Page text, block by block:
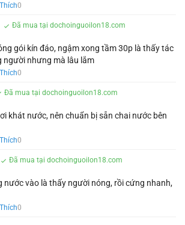
Thích0
Đã mua tại dochoinguoilon18.com
gói kín đáo, ngậm xong tầm 30p là thấy tác
người nhưng mà lâu lắm
Thích0
Đã mua tại dochoinguoilon18.com
khát nước, nên chuẩn bị sẵn chai nước bên
Thích0
Đã mua tại dochoinguoilon18.com
nước vào là thấy người nóng, rồi cứng nhanh,
Thích0